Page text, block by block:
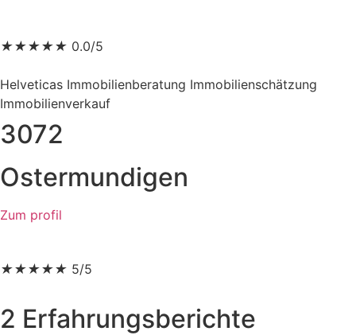
★★★★★ 0.0/5
Helveticas Immobilienberatung Immobilienschätzung
Immobilienverkauf
3072
Ostermundigen
Zum profil
★★★★★ 5/5
2 Erfahrungsberichte